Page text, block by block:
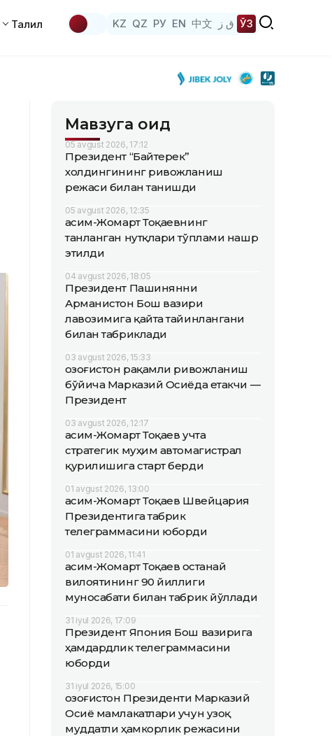
Таҳлил KZ QZ РУ EN 中文 ق ز ЎЗ
Мавзуга оид
05 avgust 2026, 17:12
Президент “Байтерек”
холдингининг ривожланиш
режаси билан танишди
05 avgust 2026, 12:35
Қасим-Жомарт Тоқаевнинг
танланган нутқлари тўплами нашр
этилди
04 avgust 2026, 18:05
Президент Пашинянни
Арманистон Бош вазири
лавозимига қайта тайинлангани
билан табриклади
03 avgust 2026, 15:33
Қозоғистон рақамли ривожланиш
бўйича Марказий Осиёда етакчи —
Президент
03 avgust 2026, 12:17
Қасим-Жомарт Тоқаев учта
стратегик муҳим автомагистрал
қурилишига старт берди
01 avgust 2026, 13:00
Қасим-Жомарт Тоқаев Швейцария
Президентига табрик
телеграммасини юборди
01 avgust 2026, 11:41
Қасим-Жомарт Тоқаев Қостанай
вилоятининг 90 йиллиги
муносабати билан табрик йўллади
31 iyul 2026, 17:09
Президент Япония Бош вазирига
ҳамдардлик телеграммасини
юборди
31 iyul 2026, 15:00
Қозоғистон Президенти Марказий
Осиё мамлакатлари учун узоқ
муддатли ҳамкорлик режасини